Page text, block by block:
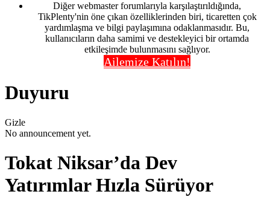
Diğer webmaster forumlarıyla karşılaştırıldığında,
TikPlenty'nin öne çıkan özelliklerinden biri, ticaretten çok
yardımlaşma ve bilgi paylaşımına odaklanmasıdır. Bu,
kullanıcıların daha samimi ve destekleyici bir ortamda
etkileşimde bulunmasını sağlıyor.
Ailemize Katılın!
Duyuru
Gizle
No announcement yet.
Tokat Niksar’da Dev
Yatırımlar Hızla Sürüyor